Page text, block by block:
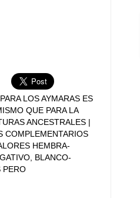
LOS AYMARAS ES
QUE PARA LA
ANCESTRALES |
COMPLEMENTARIOS
HEMBRA-
BLANCO-
PERO